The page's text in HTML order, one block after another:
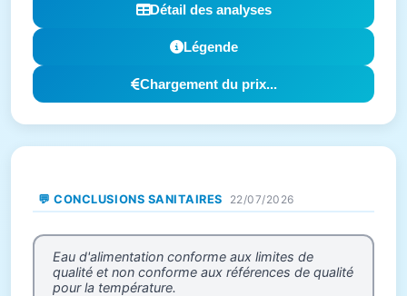
Détail des analyses
Légende
Chargement du prix...
💬 CONCLUSIONS SANITAIRES 22/07/2026
Eau d'alimentation conforme aux limites de
qualité et non conforme aux références de qualité
pour la température.